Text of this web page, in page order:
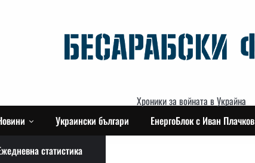
Хроники за войната в Украйна
статистика
Украински българи ЕнергоБлок с Иван Плачков